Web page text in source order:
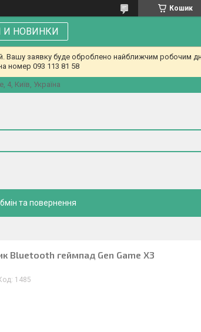
Кошик
И НОВИНКИ
Вашу заявку буде оброблено найближчим робочим
номер 093 113 81 58
4, Київ, Україна
та повернення
Bluetooth геймпад Gen Game X3
1485